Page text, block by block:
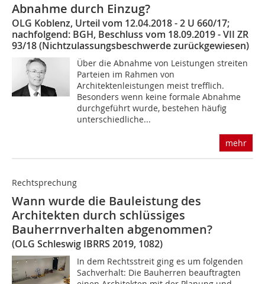
Abnahme durch Einzug?
OLG Koblenz, Urteil vom 12.04.2018 - 2 U 660/17;
nachfolgend: BGH, Beschluss vom 18.09.2019 - VII ZR
93/18 (Nichtzulassungsbeschwerde zurückgewiesen)
Über die Abnahme von Leistungen streiten
Parteien im Rahmen von
Architektenleistungen meist trefflich.
Besonders wenn keine formale Abnahme
durchgeführt wurde, bestehen häufig
unterschiedliche...
mehr
Rechtsprechung
Wann wurde die Bauleistung des
Architekten durch schlüssiges
Bauherrnverhalten abgenommen?
(OLG Schleswig IBRRS 2019, 1082)
In dem Rechtsstreit ging es um folgenden
Sachverhalt: Die Bauherren beauftragten